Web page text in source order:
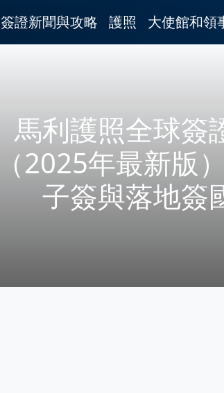
簽證新聞與攻略 護照 大使館和領
馬利護照全球簽
（2025年最新版
子簽與落地簽